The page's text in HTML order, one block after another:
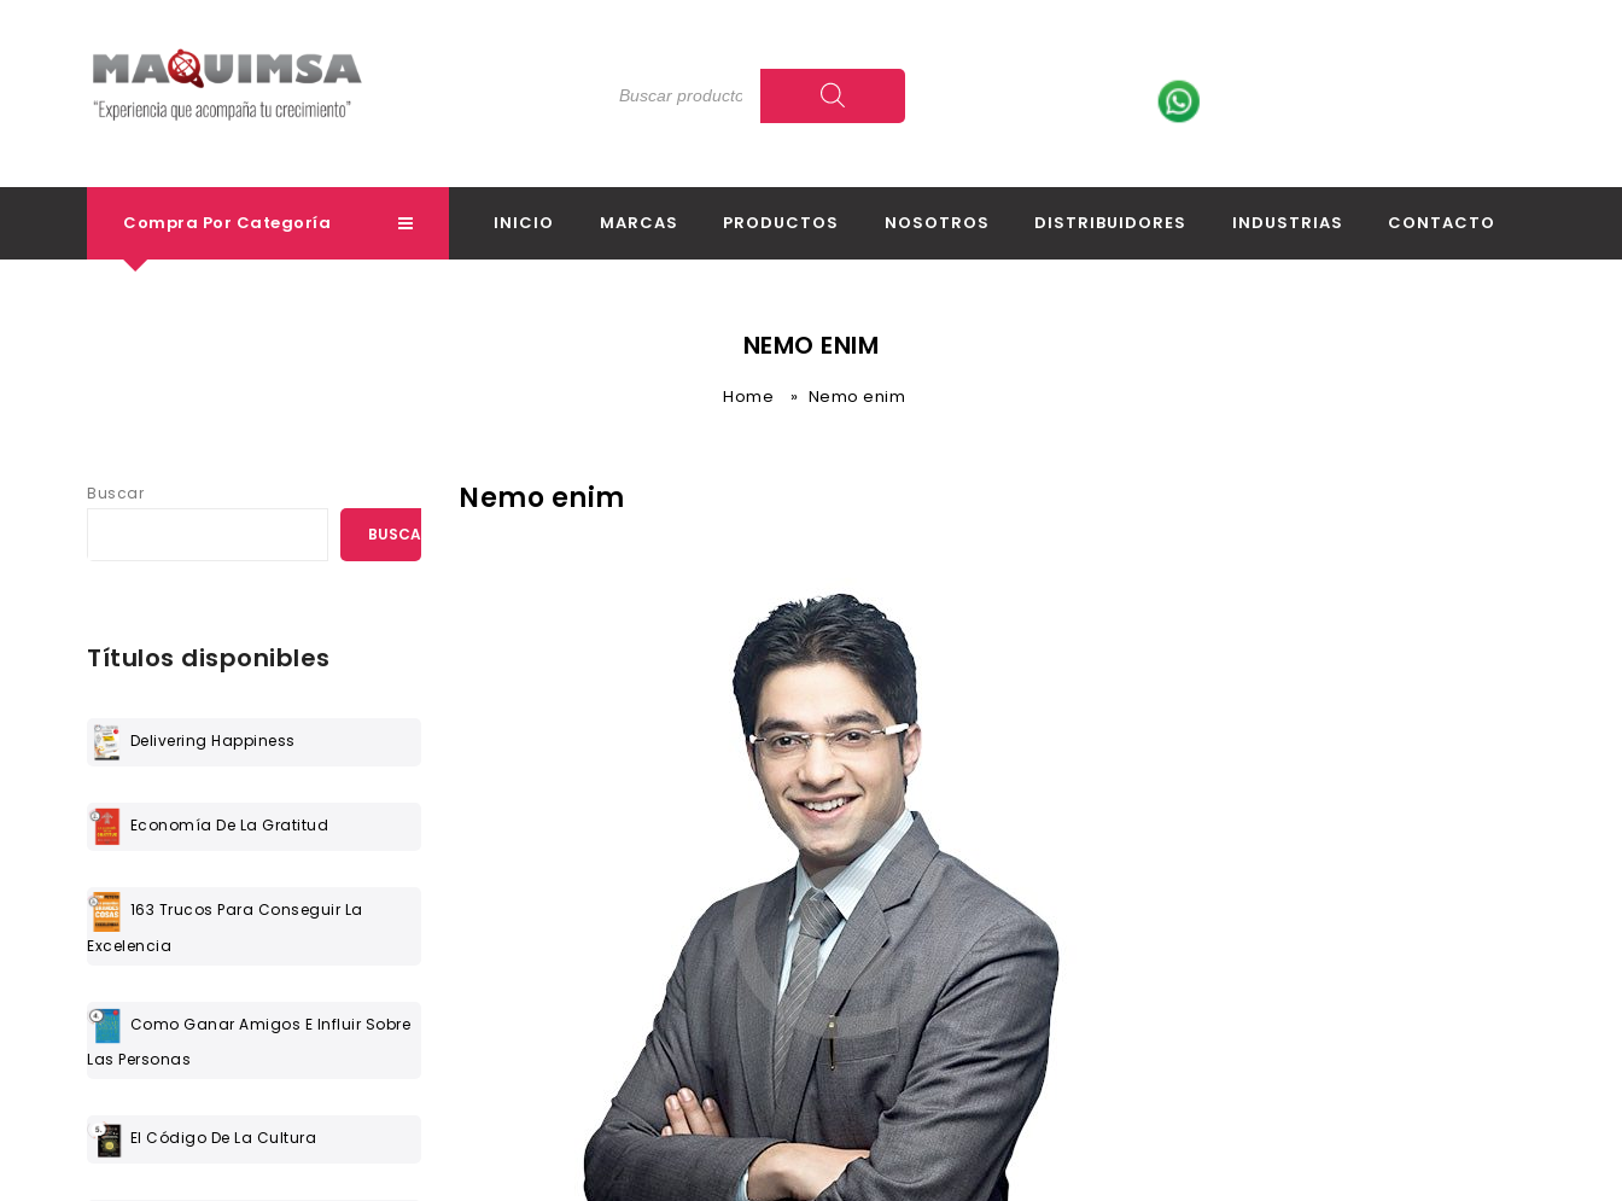
Compra Por Categoría INICIO MARCAS PRODUCTOS NOSOTROS DISTRIBUIDORES INDUSTRIAS CONTACTO
NEMO ENIM
Home » Nemo enim
Nemo enim
Buscar
BUSCAR
Títulos disponibles
Delivering Happiness
Economía De La Gratitud
163 Trucos Para Conseguir La
Excelencia
Como Ganar Amigos E Influir Sobre
Las Personas
El Código De La Cultura